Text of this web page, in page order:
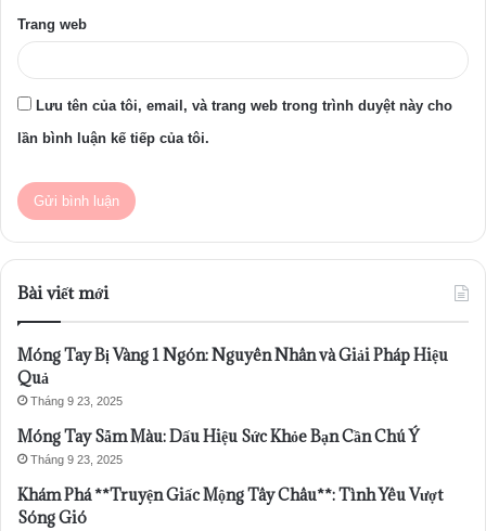
Trang web
Lưu tên của tôi, email, và trang web trong trình duyệt này cho
lần bình luận kế tiếp của tôi.
Bài viết mới
Móng Tay Bị Vàng 1 Ngón: Nguyên Nhân và Giải Pháp Hiệu
Quả
Tháng 9 23, 2025
Móng Tay Sẫm Màu: Dấu Hiệu Sức Khỏe Bạn Cần Chú Ý
Tháng 9 23, 2025
Khám Phá **Truyện Giấc Mộng Tây Châu**: Tình Yêu Vượt
Sóng Gió